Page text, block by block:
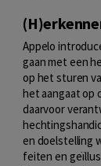
Appelo
gaan met een
op het sturen
het aangaat op
daarvoor
en doelstelling
feiten en